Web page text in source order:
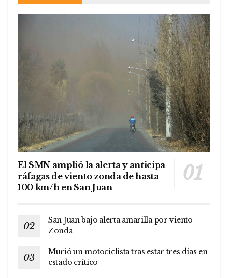
El SMN amplió la alerta y anticipa
ráfagas de viento zonda de hasta
100 km/h en San Juan
San Juan bajo alerta amarilla por viento
Zonda
Murió un motociclista tras estar tres días en
estado crítico